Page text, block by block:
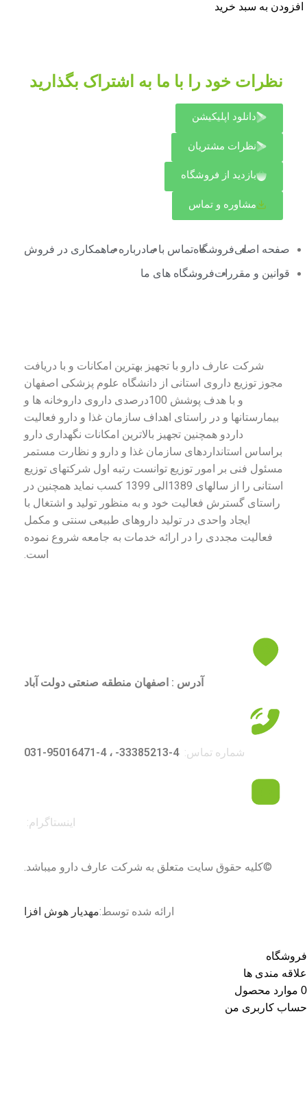
افزودن به سبد خرید
نظرات خود را با ما به اشتراک بگذارید
دانلود اپلیکیشن
نظرات مشتریان
بازدید از فروشگاه
مشاوره و تماس
صفحه اصلیفروشگاهتماس با مادرباره ماهمکاری در فروش
قوانین و مقرراتفروشگاه های ما
شرکت عارف دارو با تجهیز بهترین امکانات و با دریافت
مجوز توزیع داروی استانی از دانشگاه علوم پزشکی اصفهان
و با هدف پوشش 100درصدی داروی داروخانه ها و
بیمارستانها و در راستای اهداف سازمان غذا و دارو فعالیت
داردو همچنین تجهیز بالاترین امکانات نگهداری دارو
براساس استانداردهای سازمان غذا و دارو و نظارت مستمر
مسئول فنی بر امور توزیع توانست رتبه اول شرکتهای توزیع
استانی را از سالهای 1389الی 1399 کسب نماید همچنین در
راستای گسترش فعالیت خود و به منظور تولید و اشتغال با
ایجاد واحدی در تولید داروهای طبیعی سنتی و مکمل
فعالیت مجددی را در ارائه خدمات به جامعه شروع نموده
است.
آدرس : اصفهان منطقه صنعتی دولت آباد
شماره تماس: 4-33385213- ، 4-95016471-031
اینستاگرام:
©کلیه حقوق سایت متعلق به شرکت عارف دارو میباشد.
ارائه شده توسط:مهدیار هوش افزا
فروشگاه
علاقه مندی ها
0 موارد محصول
حساب کاربری من